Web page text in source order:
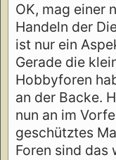
OK, mag einer
Handeln der
ist nur ein
Gerade die
Hobbyforen
an der Backe.
nun an im
geschütztes
Foren sind